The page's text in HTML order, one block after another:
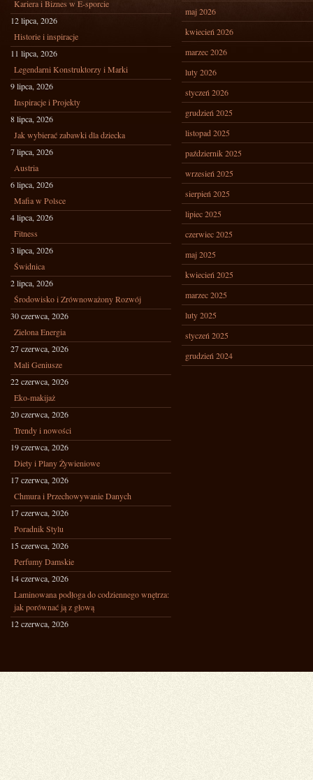
Kariera i Biznes w E-sporcie
12 lipca, 2026
Historie i inspiracje
11 lipca, 2026
Legendarni Konstruktorzy i Marki
9 lipca, 2026
Inspiracje i Projekty
8 lipca, 2026
Jak wybierać zabawki dla dziecka
7 lipca, 2026
Austria
6 lipca, 2026
Mafia w Polsce
4 lipca, 2026
Fitness
3 lipca, 2026
Świdnica
2 lipca, 2026
Środowisko i Zrównoważony Rozwój
30 czerwca, 2026
Zielona Energia
27 czerwca, 2026
Mali Geniusze
22 czerwca, 2026
Eko-makijaż
20 czerwca, 2026
Trendy i nowości
19 czerwca, 2026
Diety i Plany Żywieniowe
17 czerwca, 2026
Chmura i Przechowywanie Danych
17 czerwca, 2026
Poradnik Stylu
15 czerwca, 2026
Perfumy Damskie
14 czerwca, 2026
Laminowana podłoga do codziennego wnętrza:
jak porównać ją z głową
12 czerwca, 2026
maj 2026
kwiecień 2026
marzec 2026
luty 2026
styczeń 2026
grudzień 2025
listopad 2025
październik 2025
wrzesień 2025
sierpień 2025
lipiec 2025
czerwiec 2025
maj 2025
kwiecień 2025
marzec 2025
luty 2025
styczeń 2025
grudzień 2024